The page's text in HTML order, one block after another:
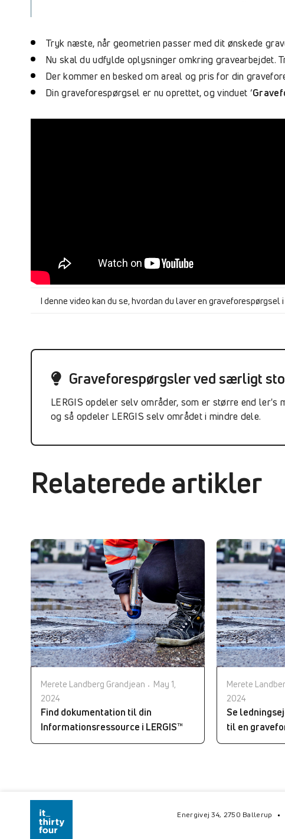
Tryk næste, når geometrien passer med dit ønskede
Nu skal du udfylde oplysninger omkring gravearbejdet.
Der kommer en besked om areal og pris for din
Din graveforespørgsel er nu oprettet, og vinduet ‘
I denne video kan du se, hvordan du laver en graveforespørgsel i
Graveforespørgsler ved særligt
LERGIS opdeler selv områder, som er større end ler's
og så opdeler LERGIS selv området i mindre dele.
Relaterede artikler
Merete Landberg Grandjean
May 1,
2024
Find dokumentation til din
Informationsressource i LERGIS™
Merete
2024
Se
til en
Energivej 34, 2750 Ballerup